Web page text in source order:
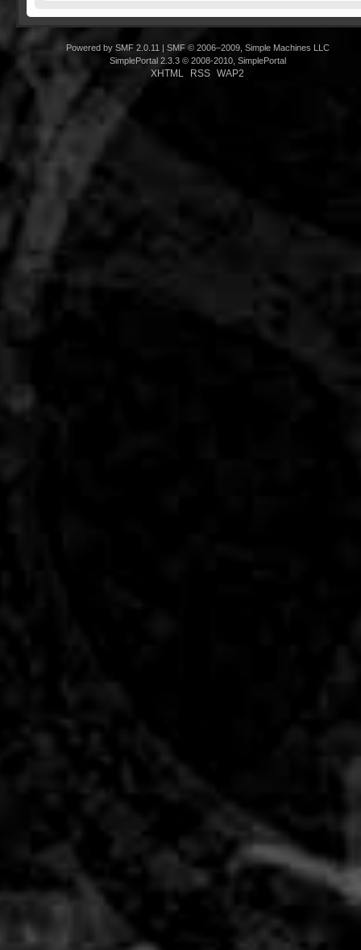
Powered by SMF 2.0.11
SMF © 2006–2009, Simple Machines LLC
SimplePortal 2.3.3 © 2008-2010, SimplePortal
XHTML RSS WAP2